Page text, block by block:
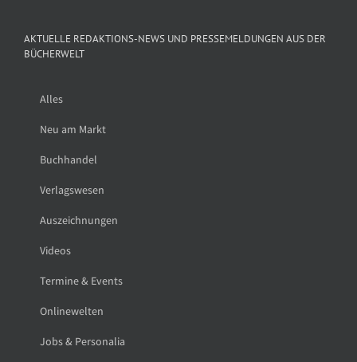
AKTUELLE REDAKTIONS-NEWS UND PRESSEMELDUNGEN AUS DER
BÜCHERWELT
Alles
Neu am Markt
Buchhandel
Verlagswesen
Auszeichnungen
Videos
Termine & Events
Onlinewelten
Jobs & Personalia